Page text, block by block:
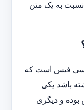
به یک متن
فیس است که
باشد یکی
و گرماژی بین 18_20 انس بوده و دیگری